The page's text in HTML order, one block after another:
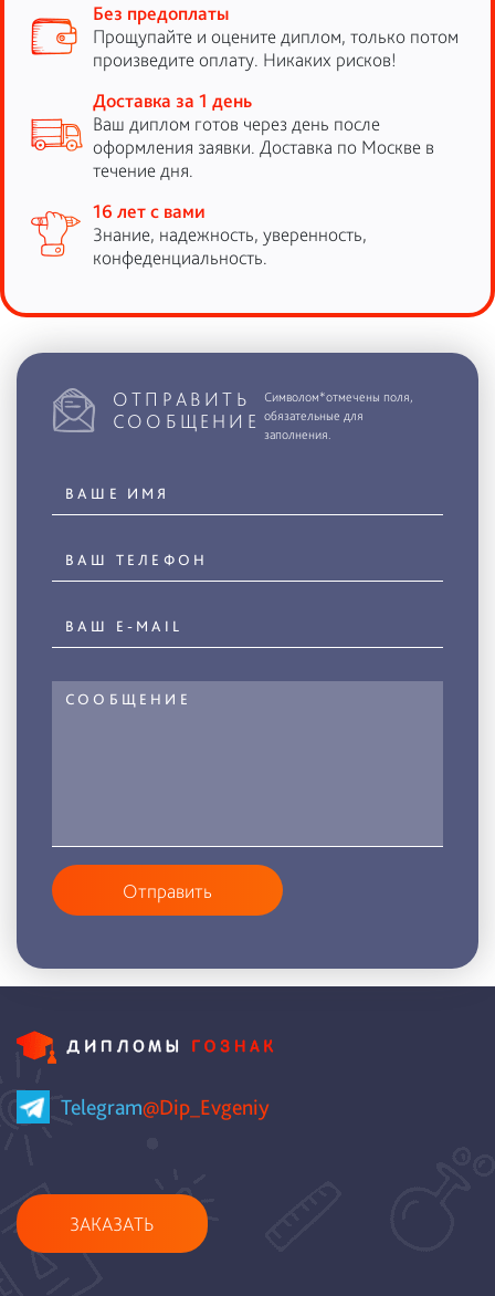
Без предоплаты
Прощупайте и оцените диплом, только потом
произведите оплату. Никаких рисков!
Доставка за 1 день
Ваш диплом готов через день после
оформления заявки. Доставка по Москве в
течение дня.
16 лет с вами
Знание, надежность, уверенность,
конфеденциальность.
ОТПРАВИТЬ
СООБЩЕНИЕ
Символом*отмечены поля,
обязательные для
заполнения.
Отправить
Telegram@Dip_Evgeniy
ЗАКАЗАТЬ